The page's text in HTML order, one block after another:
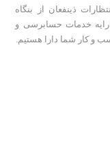
ذینفعان از بنگاه
خدمات حسابرسی و
و کار شما دارا هستیم.